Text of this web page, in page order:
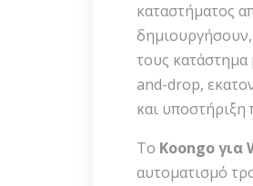
καταστήματος
τους
and-drop,
και
Το Koongo για
αυτοματισμό